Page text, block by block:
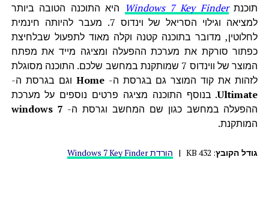
תוכנתWindows 7 Key Finder היא התוכנה הטובה ביותר
למציאה וגילוי הסריאל של וינדוס 7. מעבר להיותה חינמית
לחלוטין, מדובר בתוכנה קטנה וקלה מאוד לתפעול שבלחיצת
כפתור סורקת את מערכת ההפעלה ומציגה מייד את מפתח
המוצר של ווינדוס 7 שמותקנת במחשב שלכם. התוכנה מסוגלת
לזהות את קוד המוצר גם בגרסת ה-Home וגם בגרסת ה-
Ultimate. בנוסף התוכנה מציגה פרטים נוספים על מערכת
ההפעלה במחשב כגון שם המחשב וגרסת ה- windows 7
המותקנת.
גודל הקובץ: 432 KB
| הורדת Windows 7 Key Finder